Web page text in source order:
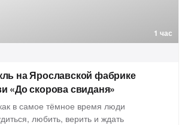
1 час
на Ярославской фабрике
«До скорова свиданя»
в самое тёмное время люди
любить, верить и ждать